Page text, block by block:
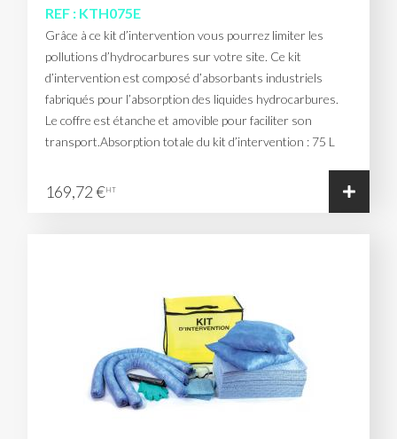
REF : KTH075E
Grâce à ce kit d’intervention vous pourrez limiter les
pollutions d’hydrocarbures sur votre site. Ce kit
d’intervention est composé d’absorbants industriels
fabriqués pour l’absorption des liquides hydrocarbures.
Le coffre est étanche et amovible pour faciliter son
transport.Absorption totale du kit d’intervention : 75 L
169,72 €HT